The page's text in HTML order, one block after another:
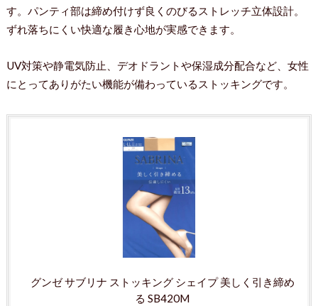
す。パンティ部は締め付けず良くのびるストレッチ立体設計。
ずれ落ちにくい快適な履き心地が実感できます。
UV対策や静電気防止、デオドラントや保湿成分配合など、女性
にとってありがたい機能が備わっているストッキングです。
グンゼ サブリナ ストッキング シェイプ 美しく引き締め
る SB420M